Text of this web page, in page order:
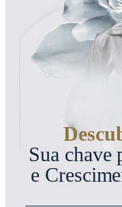
Sua chave
e